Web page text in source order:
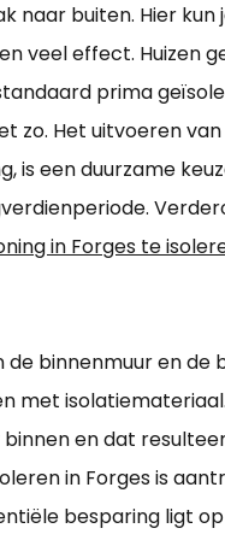
naar buiten. Hier kun
veel effect. Huizen
prima
zo. Het uitvoeren
is een duurzame
in Forges te
de binnenmuur en de
met
en dat
in Forges is
besparing ligt